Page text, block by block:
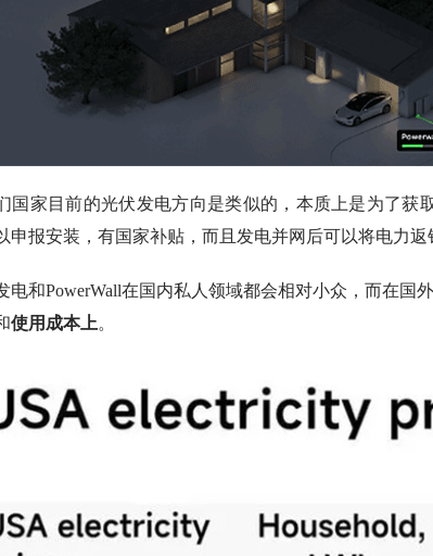
国家目前的光伏发电方向是类似的，本质上是为了获
申报安装，有国家补贴，而且发电并网后可以将电力返
电和PowerWall在国内私人领域都会相对小众，而在国
使用成本上。